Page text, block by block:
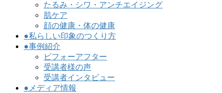
たるみ・シワ・アンチエイジング
肌ケア
顔の健康・体の健康
●私らしい印象のつくり方
●事例紹介
ビフォーアフター
受講者様の声
受講者インタビュー
●メディア情報